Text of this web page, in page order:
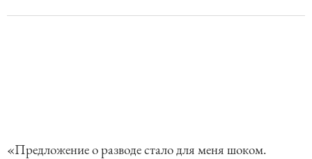
«Предложение о разводе стало для меня шоком.